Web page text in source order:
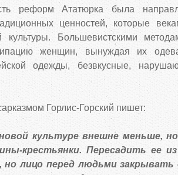
реформ Ататюрка была
ценностей, которые
культуры. Большевистскими
женщин, вынуждая их
одежды, безвкусные,
Горлис-Горский пишет:
культуре внешне меньше,
крестьянки. Пересадить ее
но лицо перед людьми